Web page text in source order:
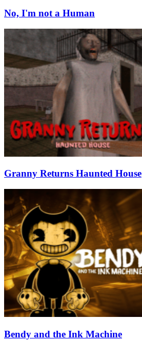
No, I'm not a Human
Granny Returns Haunted House
Bendy and the Ink Machine